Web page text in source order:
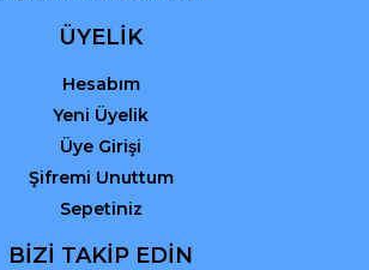
ÜYELİK
Hesabım
Yeni Üyelik
Üye Girişi
Şifremi Unuttum
Sepetiniz
BİZİ TAKİP EDİN